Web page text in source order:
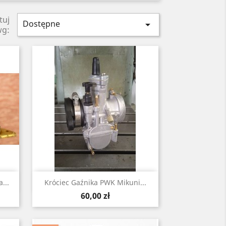
Dostępne 
Króciec Gaźnika PWK Mikuni...
Cena
60,00 zł
 Szybki podgląd